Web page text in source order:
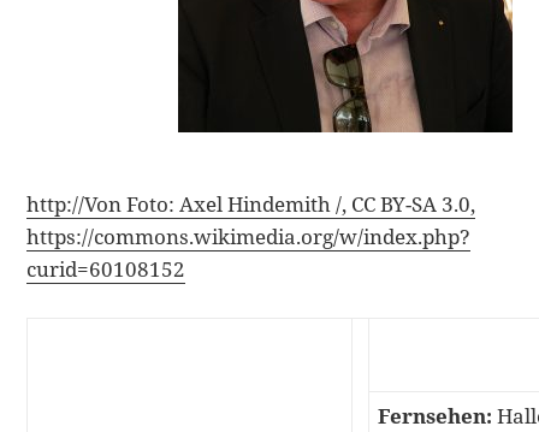
http://Von Foto: Axel Hindemith /, CC BY-SA 3.0,
https://commons.wikimedia.org/w/index.php?
curid=60108152
Fernsehen: